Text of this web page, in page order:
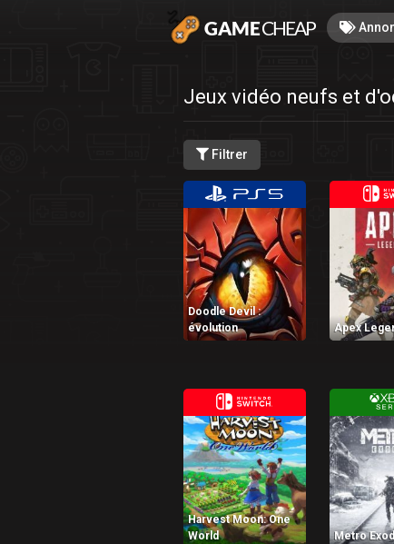
Jeux vidéo neufs et
Filtrer
Doodle Devil :
évolution
Apex
Harvest Moon: One
World
Metro